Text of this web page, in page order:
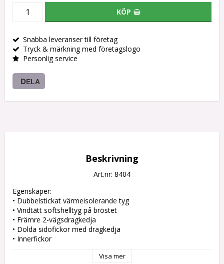
KÖP
Snabba leveranser till företag
Tryck & märkning med företagslogo
Personlig service
DELA
Beskrivning
Art.nr: 8404
Egenskaper:
• Dubbelstickat värmeisolerande tyg
• Vindtätt softshelltyg på bröstet
• Främre 2-vägsdragkedja
• Dolda sidofickor med dragkedja
• Innerfickor
Visa mer